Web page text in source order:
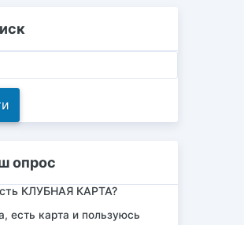
опрос
КЛУБНАЯ КАРТА?
есть карта и пользуюсь